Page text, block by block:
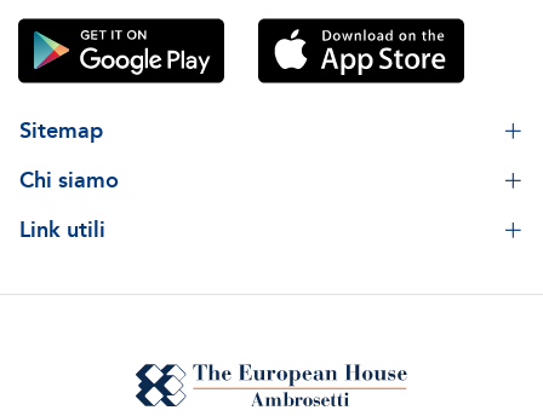
Sitemap
Chi siamo
Link utili